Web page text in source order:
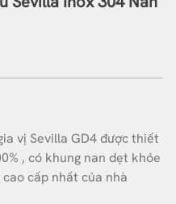
vị Sevilla GD4 được thiết
, có khung nan dẹt khỏe
cấp nhất của nhà